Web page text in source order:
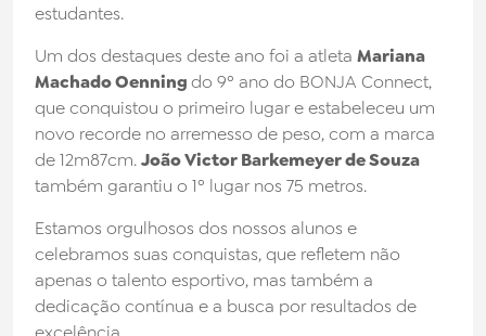
estudantes.
Um dos destaques deste ano foi a atleta Mariana
Machado Oenningdo 9º ano do BONJA Connect,
que conquistou o primeiro lugar e estabeleceu um
novo recorde no arremesso de peso, com a marca
de 12m87cm.João Victor Barkemeyer de Souza
também garantiu o 1º lugar nos 75 metros.
Estamos orgulhosos dos nossos alunos e
celebramos suas conquistas, que refletem não
apenas o talento esportivo, mas também a
dedicação contínua e a busca por resultados de